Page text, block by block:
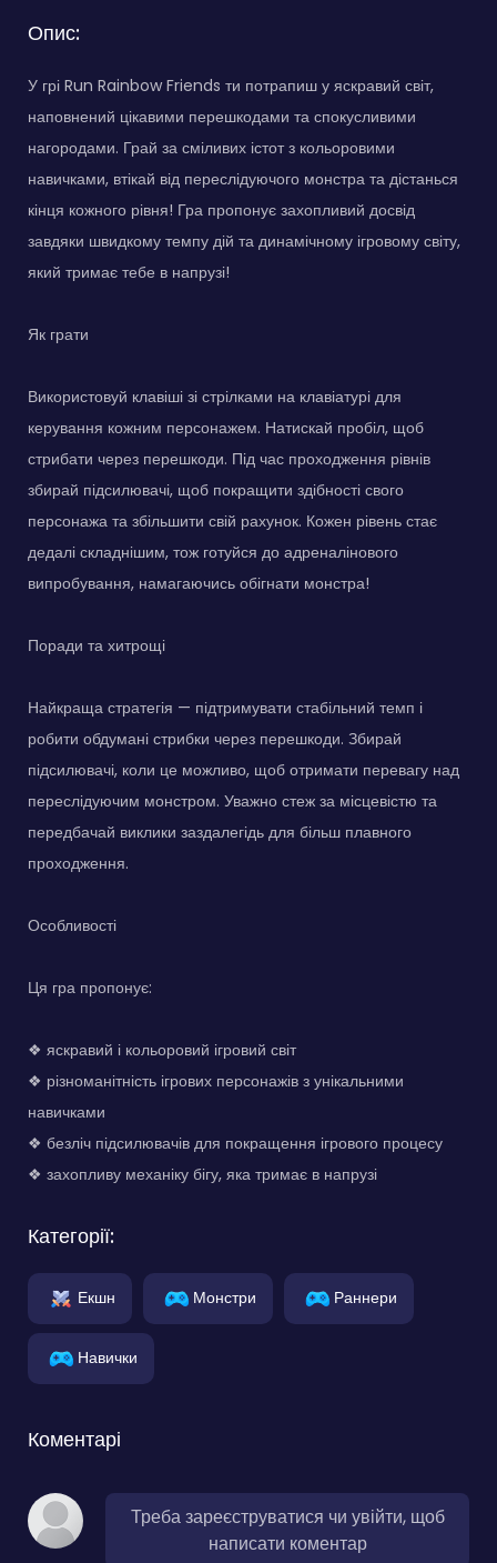
Опис:
У грі Run Rainbow Friends ти потрапиш у яскравий світ,
наповнений цікавими перешкодами та спокусливими
нагородами. Грай за сміливих істот з кольоровими
навичками, втікай від переслідуючого монстра та дістанься
кінця кожного рівня! Гра пропонує захопливий досвід
завдяки швидкому темпу дій та динамічному ігровому світу,
який тримає тебе в напрузі!
Як грати
Використовуй клавіші зі стрілками на клавіатурі для
керування кожним персонажем. Натискай пробіл, щоб
стрибати через перешкоди. Під час проходження рівнів
збирай підсилювачі, щоб покращити здібності свого
персонажа та збільшити свій рахунок. Кожен рівень стає
дедалі складнішим, тож готуйся до адреналінового
випробування, намагаючись обігнати монстра!
Поради та хитрощі
Найкраща стратегія — підтримувати стабільний темп і
робити обдумані стрибки через перешкоди. Збирай
підсилювачі, коли це можливо, щоб отримати перевагу над
переслідуючим монстром. Уважно стеж за місцевістю та
передбачай виклики заздалегідь для більш плавного
проходження.
Особливості
Ця гра пропонує:
❖ яскравий і кольоровий ігровий світ
❖ різноманітність ігрових персонажів з унікальними
навичками
❖ безліч підсилювачів для покращення ігрового процесу
❖ захопливу механіку бігу, яка тримає в напрузі
Категорії:
Екшн Монстри Раннери
Навички
Коментарі
Треба зареєструватися чи увійти, щоб
написати коментар